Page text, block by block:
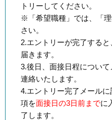
トリーしてください。
※「希望職種」では、「
さい。
2.エントリーが完了する
届きます。
3.後日、面接日程につい
連絡いたします。
4.エントリー完了メール
項を面接日の3日前までに
了します。